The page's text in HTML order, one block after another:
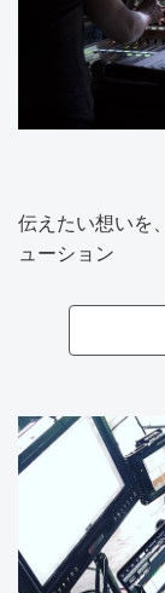
伝えたい想いを
ューション